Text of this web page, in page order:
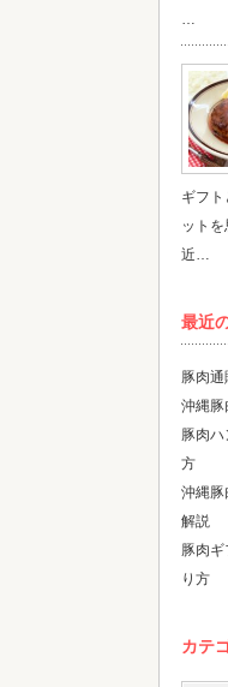
…
ギフ
ット
近…
最近
豚肉
沖縄豚
豚肉
方
沖縄豚
解説
豚肉
り方
カテ